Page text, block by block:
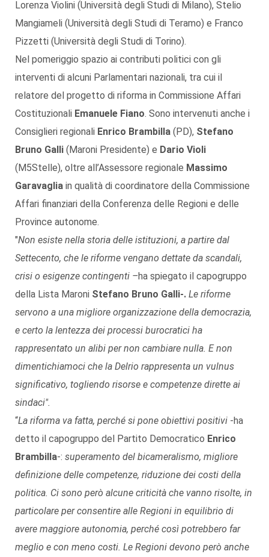
Lorenza Violini (Università degli Studi di Milano), Stelio
Mangiameli (Università degli Studi di Teramo) e Franco
Pizzetti (Università degli Studi di Torino).
Nel pomeriggio spazio ai contributi politici con gli
interventi di alcuni Parlamentari nazionali, tra cui il
relatore del progetto di riforma in Commissione Affari
Costituzionali Emanuele Fiano. Sono intervenuti anche i
Consiglieri regionali Enrico Brambilla (PD), Stefano
Bruno Galli (Maroni Presidente) e Dario Violi
(M5Stelle), oltre all’Assessore regionale Massimo
Garavaglia in qualità di coordinatore della Commissione
Affari finanziari della Conferenza delle Regioni e delle
Province autonome.
"Non esiste nella storia delle istituzioni, a partire dal
Settecento, che le riforme vengano dettate da scandali,
crisi o esigenze contingenti –ha spiegato il capogruppo
della Lista Maroni Stefano Bruno Galli-. Le riforme
servono a una migliore organizzazione della democrazia,
e certo la lentezza dei processi burocratici ha
rappresentato un alibi per non cambiare nulla. E non
dimentichiamoci che la Delrio rappresenta un vulnus
significativo, togliendo risorse e competenze dirette ai
sindaci".
“La riforma va fatta, perché si pone obiettivi positivi -ha
detto il capogruppo del Partito Democratico Enrico
Brambilla-: superamento del bicameralismo, migliore
definizione delle competenze, riduzione dei costi della
politica. Ci sono però alcune criticità che vanno risolte, in
particolare per consentire alle Regioni in equilibrio di
avere maggiore autonomia, perché così potrebbero far
meglio e con meno costi. Le Regioni devono però anche